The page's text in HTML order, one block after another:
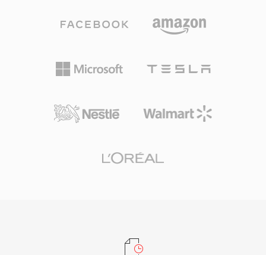
的驱动力，使音乐的实际存储和互联网分发成为可
操作系统和便携设备上兼容性最广的音频格式之
一。